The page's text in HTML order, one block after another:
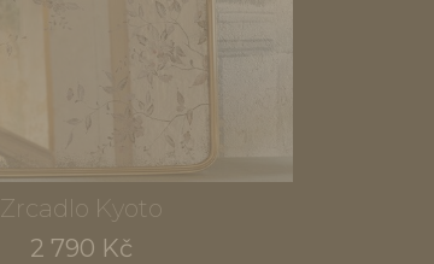
Zrcadlo Kyoto
2 790 Kč